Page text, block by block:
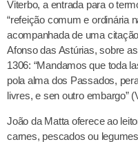
Viterbo, a entrada para o
“refeição comum e ordinária
acompanhada de uma
Afonso das Astúrias, sobre
1306: “Mandamos que toda
pola alma dos Passados,
livres, e sen outro embargo”
João da Matta oferece ao
carnes, pescados ou